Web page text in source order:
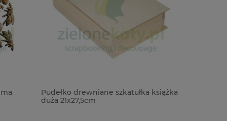
Pudełko drewniane szkatułka książka
duża 21x27,5cm